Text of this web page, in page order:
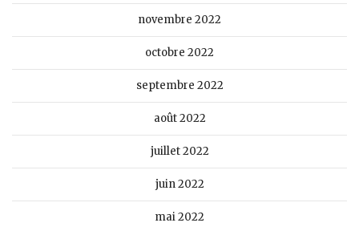
novembre 2022
octobre 2022
septembre 2022
août 2022
juillet 2022
juin 2022
mai 2022